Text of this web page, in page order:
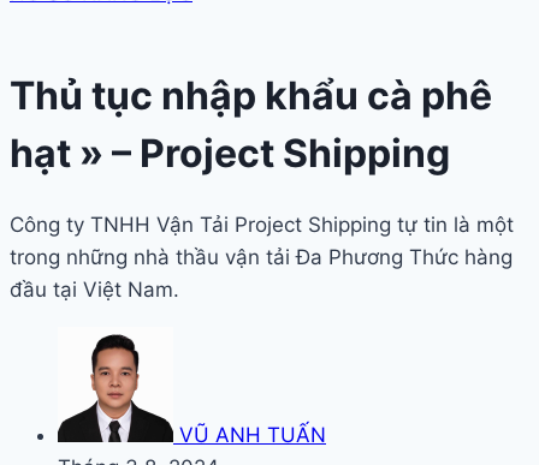
Thủ tục nhập khẩu cà phê
hạt » – Project Shipping
Công ty TNHH Vận Tải Project Shipping tự tin là một
trong những nhà thầu vận tải Đa Phương Thức hàng
đầu tại Việt Nam.
VŨ ANH TUẤN